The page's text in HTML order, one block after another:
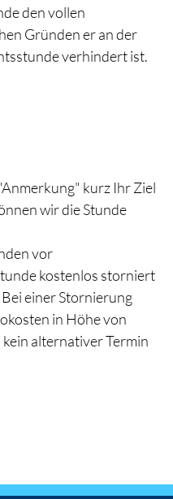
den vollen
Gründen er an der
verhindert ist.
kurz Ihr Ziel
wir die Stunde
vor
kostenlos storniert
einer Stornierung
in Höhe von
alternativer Termin